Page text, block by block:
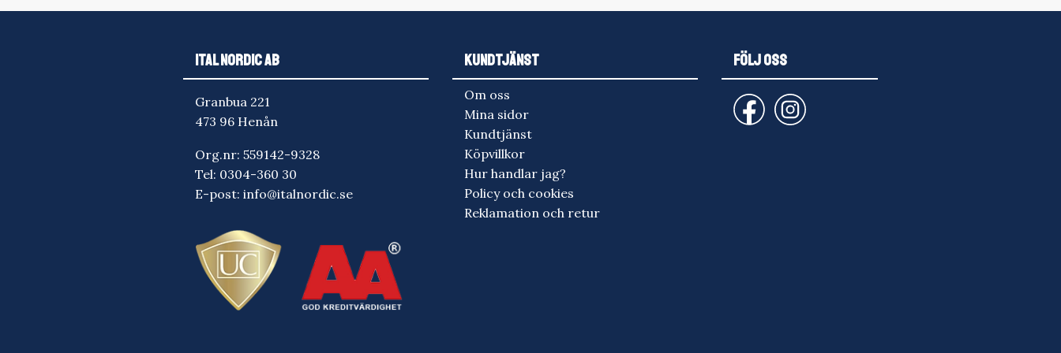
ITAL NORDIC AB
Granbua 221
473 96 Henån
Org.nr: 559142-9328
Tel: 0304-360 30
E-post:info@italnordic.se
KUNDTJÄNST
Om oss
Mina sidor
Kundtjänst
Köpvillkor
Hur handlar jag?
Policy och cookies
Reklamation och retur
FÖLJ OSS